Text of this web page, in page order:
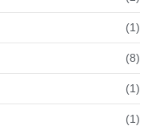
(1)
(8)
(1)
(1)